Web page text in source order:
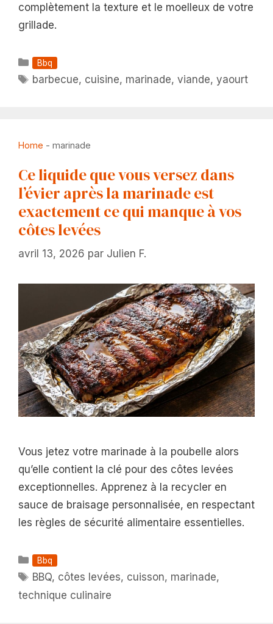
complètement la texture et le moelleux de votre
grillade.
Catégories
Bbq
Étiquettes
barbecue, cuisine, marinade,viande,yaourt
Home - marinade
Ce liquide que vous versez dans
l’évier après la marinade est
exactement ce qui manque à vos
côtes levées
avril 13, 2026 par Julien F.
Vous jetez votre marinade à la poubelle alors
qu’elle contient la clé pour des côtes levées
exceptionnelles. Apprenez à la recycler en
sauce de braisage personnalisée, en respectant
les règles de sécurité alimentaire essentielles.
Catégories
Bbq
Étiquettes
BBQ, côtes levées, cuisson, marinade,
technique culinaire